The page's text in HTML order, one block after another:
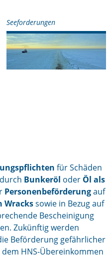
Seeforderungen
für Schäden
Bunkeröl oder Öl als
Personenbeförderungauf
Wrackssowie in Bezug auf
Bescheinigung
Zukünftig werden
Beförderung gefährlicher
HNS-Übereinkommen